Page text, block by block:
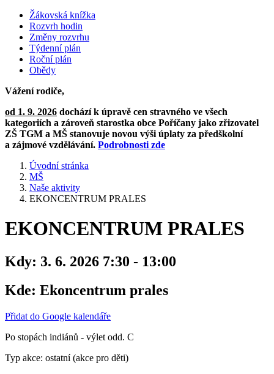
Žákovská knížka
Rozvrh hodin
Změny rozvrhu
Týdenní plán
Roční plán
Obědy
Vážení rodiče,
od 1. 9. 2026 dochází k úpravě cen stravného ve všech
kategoriích a zároveň starostka obce Poříčany jako zřizovatel
ZŠ TGM a MŠ stanovuje novou výši úplaty za předškolní
a zájmové vzdělávání. Podrobnosti zde
Úvodní stránka
MŠ
Naše aktivity
EKONCENTRUM PRALES
EKONCENTRUM PRALES
Kdy: 3. 6. 2026 7:30 - 13:00
Kde: Ekoncentrum prales
Přidat do Google kalendáře
Po stopách indiánů - výlet odd. C
Typ akce: ostatní (akce pro děti)